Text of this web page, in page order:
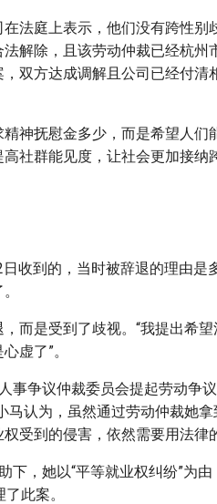
法庭上表示，他们没有跨性别
解除，且该劳动仲裁已经杭州
双方达成调解且公司已经付清
神抚慰金多少，而是希望人们
社群能见度，让社会更加接纳
收到的，当时被辞退的理由是
而是受到了歧视。“我提出希
虚了”。
事争议仲裁委员会提起劳动争
认为，虽然通过劳动仲裁她
受到的侵害，依然需要用法律
，她以“平等就业权纠纷”为
此案。